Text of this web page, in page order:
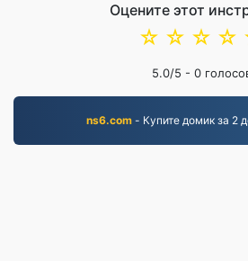
Оцените этот
☆
☆
☆
☆
5.0/5 - 0
ns6.com- Купите домик за 2